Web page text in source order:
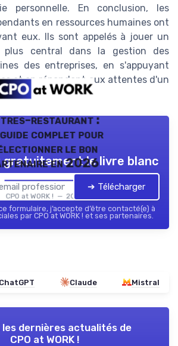
personnelle. En conclusion, les
en ressources humaines ont
eux. Ils sont appelés à jouer un
central dans la gestion des
des entreprises, en s'appuyant
et en répondant aux attentes d'un
pleine mutation.
restaurant :
complet pour
le bon
en 2026
CPO at WORK ! — 2026
gratuitement le livre blanc
➔ Télécharger
formulaire, j’accepte d’être contacté(e) à
par CPO at WORK ! et ses partenaires.
ChatGPT Claude Mistral
les dernières actualités de
CPO at WORK !